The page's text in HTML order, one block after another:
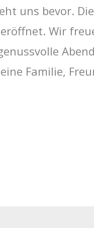
uns bevor.
Wir
Familie,